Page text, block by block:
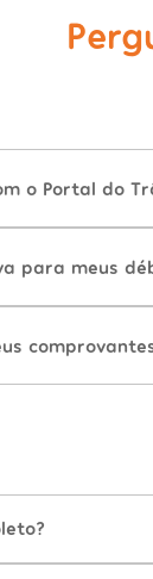
o Portal do
para meus